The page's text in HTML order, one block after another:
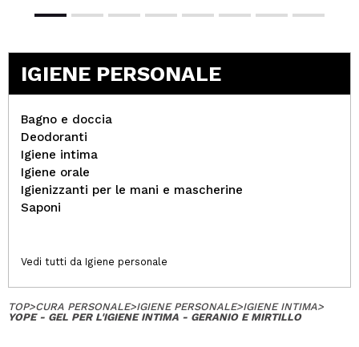
IGIENE PERSONALE
Bagno e doccia
Deodoranti
Igiene intima
Igiene orale
Igienizzanti per le mani e mascherine
Saponi
Vedi tutti da Igiene personale
TOP>CURA PERSONALE>IGIENE PERSONALE>IGIENE INTIMA>
YOPE - GEL PER L'IGIENE INTIMA - GERANIO E MIRTILLO